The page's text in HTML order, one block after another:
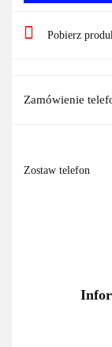
Pobierz
Zamówienie
Zostaw telefon